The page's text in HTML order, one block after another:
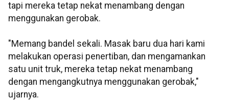
tapi mereka tetap nekat menambang dengan
menggunakan gerobak.
"Memang bandel sekali. Masak baru dua hari kami
melakukan operasi penertiban, dan mengamankan
satu unit truk, mereka tetap nekat menambang
dengan mengangkutnya menggunakan gerobak,"
ujarnya.